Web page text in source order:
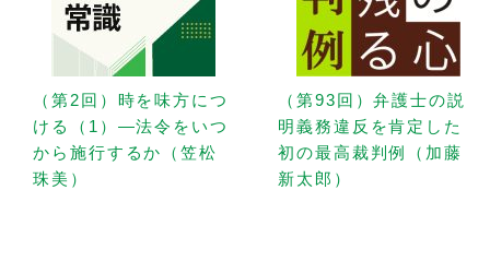
（第2回）時を味方につ
ける（1）—法令をいつ
から施行するか（笠松
珠美）
（第93回）弁護士の説
明義務違反を肯定した
初の最高裁判例（加藤
新太郎）